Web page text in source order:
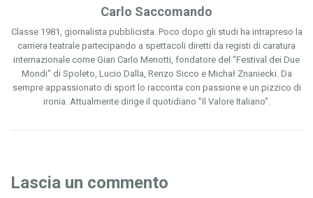
Carlo Saccomando
Classe 1981, giornalista pubblicista. Poco dopo gli studi ha intrapreso la
carriera teatrale partecipando a spettacoli diretti da registi di caratura
internazionale come Gian Carlo Menotti, fondatore del "Festival dei Due
Mondi" di Spoleto, Lucio Dalla, Renzo Sicco e Michał Znaniecki. Da
sempre appassionato di sport lo racconta con passione e un pizzico di
ironia. Attualmente dirige il quotidiano "Il Valore Italiano".
Lascia un commento